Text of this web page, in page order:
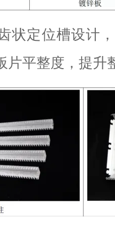
状定位槽设计
片平整度，提升